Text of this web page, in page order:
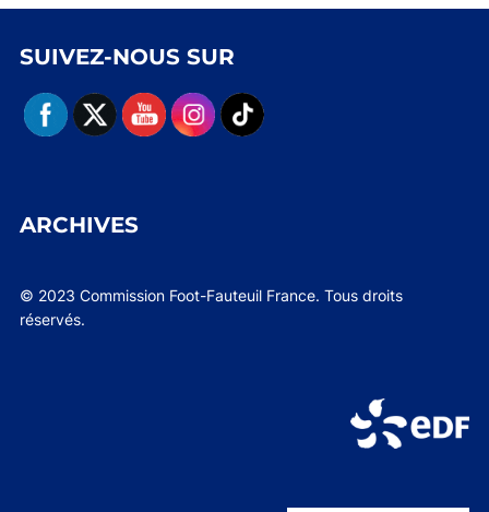
SUIVEZ-NOUS SUR
ARCHIVES
© 2023 Commission Foot-Fauteuil France. Tous droits
réservés.